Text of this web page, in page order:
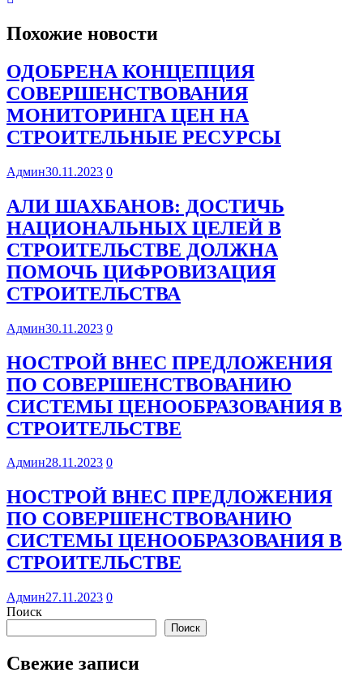
Похожие новости
ОДОБРЕНА КОНЦЕПЦИЯ
СОВЕРШЕНСТВОВАНИЯ
МОНИТОРИНГА ЦЕН НА
СТРОИТЕЛЬНЫЕ РЕСУРСЫ
Админ30.11.2023 0
АЛИ ШАХБАНОВ: ДОСТИЧЬ
НАЦИОНАЛЬНЫХ ЦЕЛЕЙ В
СТРОИТЕЛЬСТВЕ ДОЛЖНА
ПОМОЧЬ ЦИФРОВИЗАЦИЯ
СТРОИТЕЛЬСТВА
Админ30.11.2023 0
НОСТРОЙ ВНЕС ПРЕДЛОЖЕНИЯ
ПО СОВЕРШЕНСТВОВАНИЮ
СИСТЕМЫ ЦЕНООБРАЗОВАНИЯ В
СТРОИТЕЛЬСТВЕ
Админ28.11.2023 0
НОСТРОЙ ВНЕС ПРЕДЛОЖЕНИЯ
ПО СОВЕРШЕНСТВОВАНИЮ
СИСТЕМЫ ЦЕНООБРАЗОВАНИЯ В
СТРОИТЕЛЬСТВЕ
Админ27.11.2023 0
Поиск
Поиск
Свежие записи